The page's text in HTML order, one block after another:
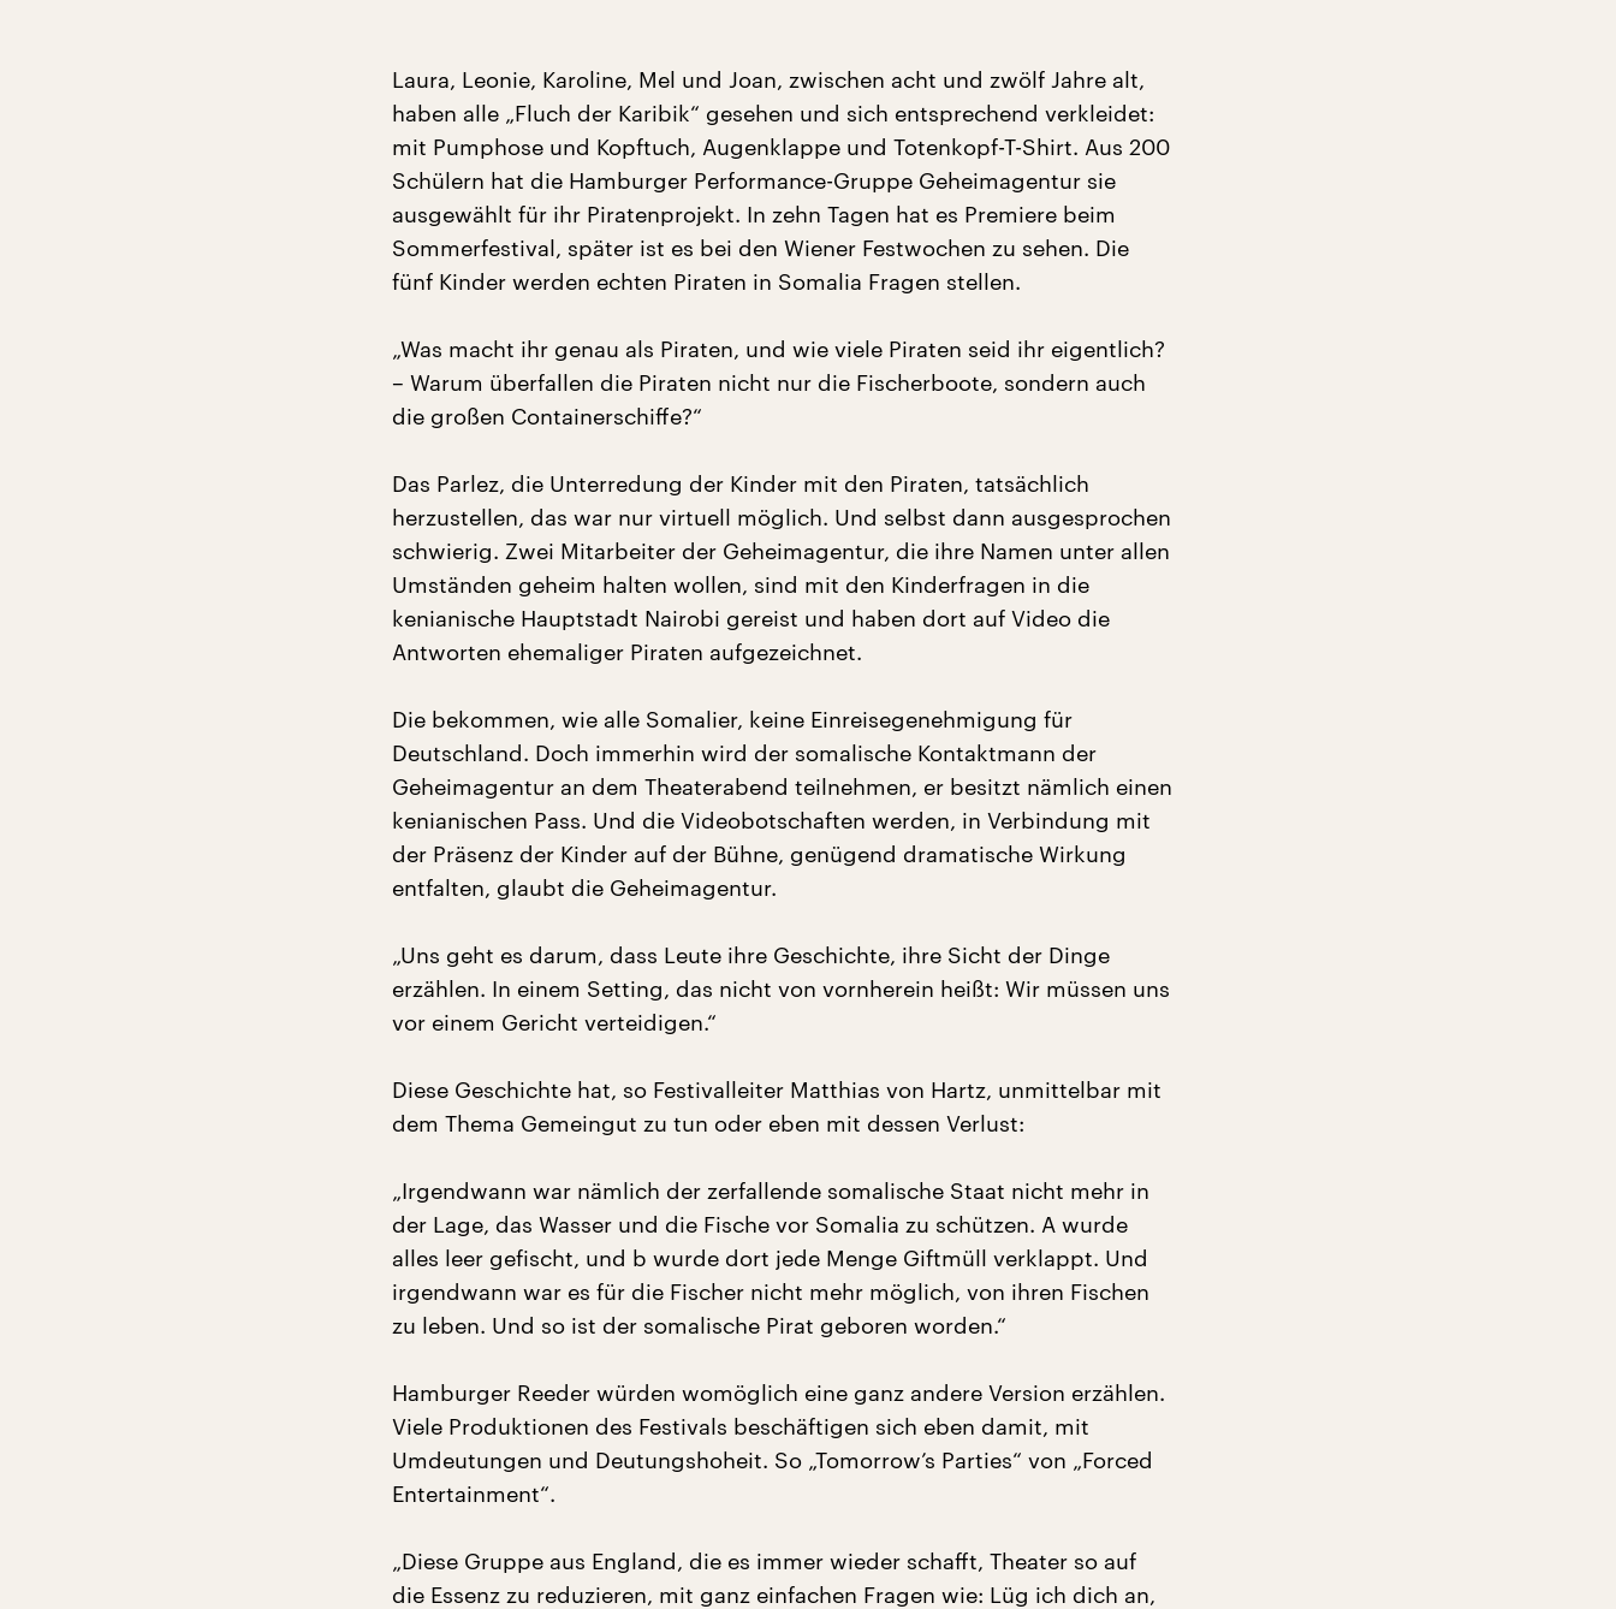
Laura, Leonie, Karoline, Mel und Joan, zwischen acht und zwölf Jahre alt,
haben alle „Fluch der Karibik“ gesehen und sich entsprechend verkleidet:
mit Pumphose und Kopftuch, Augenklappe und Totenkopf-T-Shirt. Aus 200
Schülern hat die Hamburger Performance-Gruppe Geheimagentur sie
ausgewählt für ihr Piratenprojekt. In zehn Tagen hat es Premiere beim
Sommerfestival, später ist es bei den Wiener Festwochen zu sehen. Die
fünf Kinder werden echten Piraten in Somalia Fragen stellen.
„Was macht ihr genau als Piraten, und wie viele Piraten seid ihr eigentlich?
– Warum überfallen die Piraten nicht nur die Fischerboote, sondern auch
die großen Containerschiffe?“
Das Parlez, die Unterredung der Kinder mit den Piraten, tatsächlich
herzustellen, das war nur virtuell möglich. Und selbst dann ausgesprochen
schwierig. Zwei Mitarbeiter der Geheimagentur, die ihre Namen unter allen
Umständen geheim halten wollen, sind mit den Kinderfragen in die
kenianische Hauptstadt Nairobi gereist und haben dort auf Video die
Antworten ehemaliger Piraten aufgezeichnet.
Die bekommen, wie alle Somalier, keine Einreisegenehmigung für
Deutschland. Doch immerhin wird der somalische Kontaktmann der
Geheimagentur an dem Theaterabend teilnehmen, er besitzt nämlich einen
kenianischen Pass. Und die Videobotschaften werden, in Verbindung mit
der Präsenz der Kinder auf der Bühne, genügend dramatische Wirkung
entfalten, glaubt die Geheimagentur.
„Uns geht es darum, dass Leute ihre Geschichte, ihre Sicht der Dinge
erzählen. In einem Setting, das nicht von vornherein heißt: Wir müssen uns
vor einem Gericht verteidigen.“
Diese Geschichte hat, so Festivalleiter Matthias von Hartz, unmittelbar mit
dem Thema Gemeingut zu tun oder eben mit dessen Verlust:
„Irgendwann war nämlich der zerfallende somalische Staat nicht mehr in
der Lage, das Wasser und die Fische vor Somalia zu schützen. A wurde
alles leer gefischt, und b wurde dort jede Menge Giftmüll verklappt. Und
irgendwann war es für die Fischer nicht mehr möglich, von ihren Fischen
zu leben. Und so ist der somalische Pirat geboren worden.“
Hamburger Reeder würden womöglich eine ganz andere Version erzählen.
Viele Produktionen des Festivals beschäftigen sich eben damit, mit
Umdeutungen und Deutungshoheit. So „Tomorrow’s Parties“ von „Forced
Entertainment“.
„Diese Gruppe aus England, die es immer wieder schafft, Theater so auf
die Essenz zu reduzieren, mit ganz einfachen Fragen wie: Lüg ich dich an,